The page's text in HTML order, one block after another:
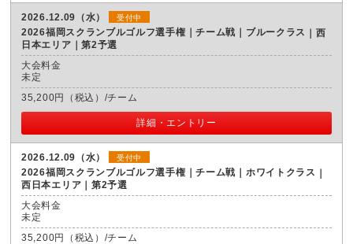
2026.12.09（水） 受付中
2026福岡スクランブルゴルフ選手権｜チーム戦｜ブルークラス
西
日本エリア｜第2予選
大会料金
未定
35,200円（税込）/チーム
詳細・エントリー
2026.12.09（水） 受付中
2026福岡スクランブルゴルフ選手権｜チーム戦｜ホワイトクラス
西日本エリア｜第2予選
大会料金
未定
35,200円（税込）/チーム